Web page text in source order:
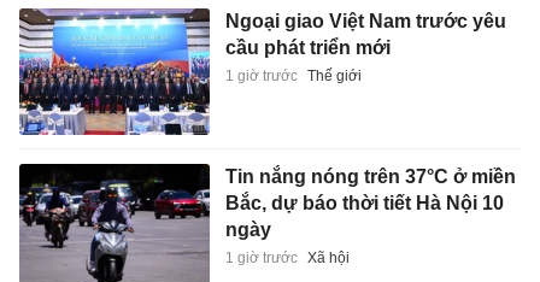
Ngoại giao Việt Nam trước yêu
cầu phát triển mới
1 giờ trước Thế giới
Tin nắng nóng trên 37°C ở miền
Bắc, dự báo thời tiết Hà Nội 10
ngày
1 giờ trước Xã hội